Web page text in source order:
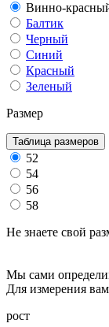
Винно-
Балтик
Черный
Синий
Красный
Зеленый
Размер
Таблица размеров
52
54
56
58
Не знаете свой
Мы сами
Для измерения
рост